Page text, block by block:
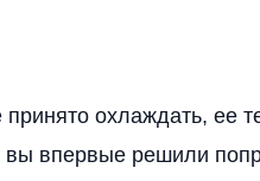
принято охлаждать, ее
впервые решили